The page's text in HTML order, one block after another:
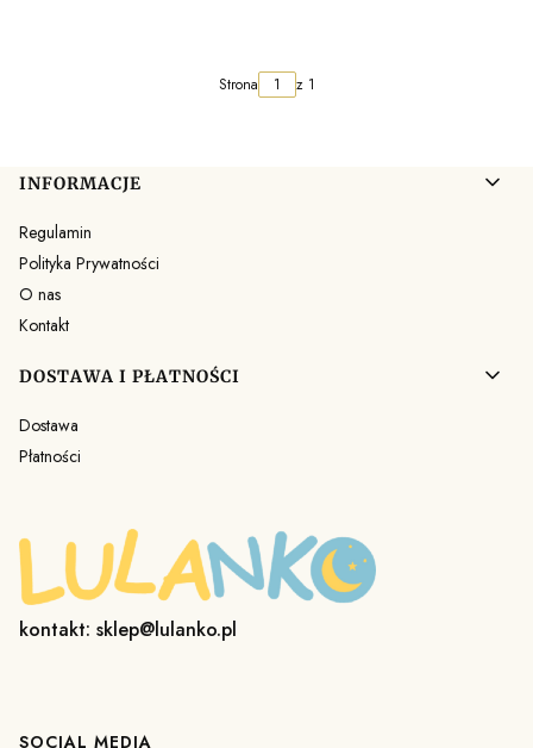
Strona z 1
Linki w stopce
INFORMACJE
Regulamin
Polityka Prywatności
O nas
Kontakt
DOSTAWA I PŁATNOŚCI
Dostawa
Płatności
kontakt: sklep@lulanko.pl
SOCIAL MEDIA